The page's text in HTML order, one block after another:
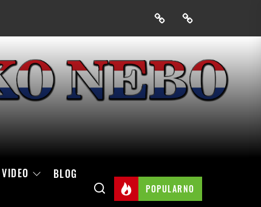
PrijavakSkini
mobilnu
Hrvatskog
neba
VIDEO BLOG
POPULARNO